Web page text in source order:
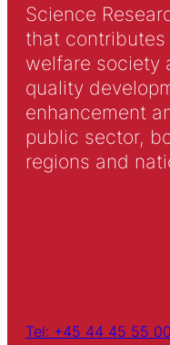
Science
that
welfare society
quality
enhancement
public sector,
regions and
Tel: +45 44 45 55 00